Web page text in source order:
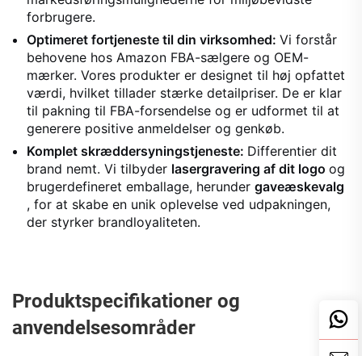
forbrugere.
Optimeret fortjeneste til din virksomhed: Vi forstår
behovene hos Amazon FBA-sælgere og OEM-
mærker. Vores produkter er designet til høj opfattet
værdi, hvilket tillader stærke detailpriser. De er klar
til pakning til FBA-forsendelse og er udformet til at
generere positive anmeldelser og genkøb.
Komplet skræddersyningstjeneste: Differentier dit
brand nemt. Vi tilbyder lasergravering af dit logo og
brugerdefineret emballage, herunder gaveæskevalg
, for at skabe en unik oplevelse ved udpakningen,
der styrker brandloyaliteten.
Produktspecifikationer og
anvendelsesområder